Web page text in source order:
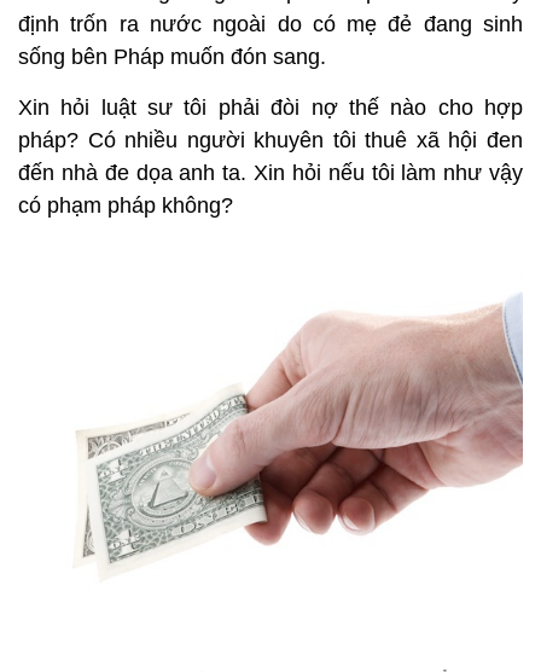
định trốn ra nước ngoài do có mẹ đẻ đang sinh
sống bên Pháp muốn đón sang.
Xin hỏi luật sư tôi phải đòi nợ thế nào cho hợp
pháp? Có nhiều người khuyên tôi thuê xã hội đen
đến nhà đe dọa anh ta. Xin hỏi nếu tôi làm như vậy
có phạm pháp không?